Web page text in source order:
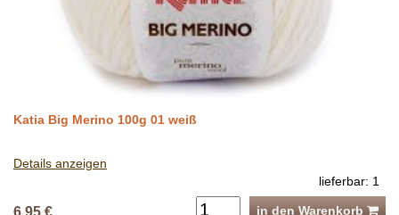
Katia Big Merino 100g 01 weiß
Details anzeigen
lieferbar: 1
6,95 € in den Warenkorb